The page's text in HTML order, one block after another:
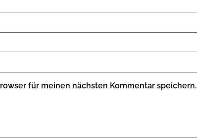
für meinen nächsten Kommentar speichern.